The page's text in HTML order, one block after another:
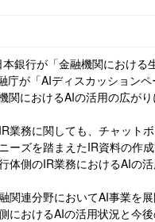
本銀行が「金融機関における
庁が「AIディスカッション
関におけるAIの活用の広がり
IR業務に関しても、チャット
ーズを踏まえたIR資料の作
体側のIR業務におけるAIの
関連分野においてAI事業を
におけるAIの活用状況と今